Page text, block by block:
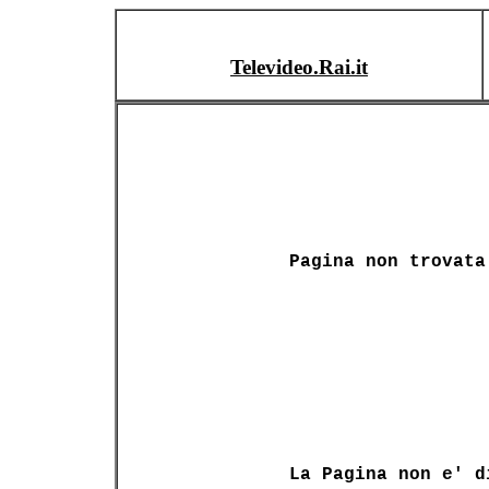
Televideo.Rai.it
Pagina non trovata
La Pagina non e'